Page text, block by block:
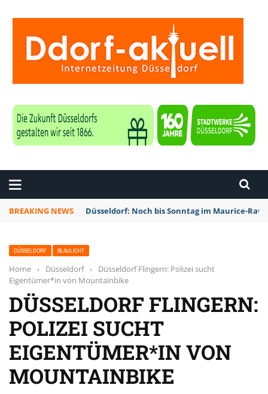
BREAKING NEWS Düsseldorf: Noch bis Sonntag im Maurice-
DÜSSELDORF BLAULICHT
Home › Düsseldorf ›
Düsseldorf Flingern: Polizei sucht
Eigentümer*in von Mountainbike
DÜSSELDORF FLINGERN:
POLIZEI SUCHT
EIGENTÜMER*IN VON
MOUNTAINBIKE